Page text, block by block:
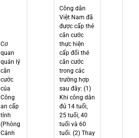
Cơ
quan
quản lý
căn
cước
của
Công
an cấp
tỉnh
(Phòng
Cảnh
Công dân
Việt Nam đã
được cấp thẻ
căn cước
thực hiện
cấp đổi thẻ
căn cước
trong các
trường hợp
sau đây: (1)
Khi công dân
đủ 14 tuổi,
25 tuổi, 40
tuổi và 60
tuổi. (2) Thay